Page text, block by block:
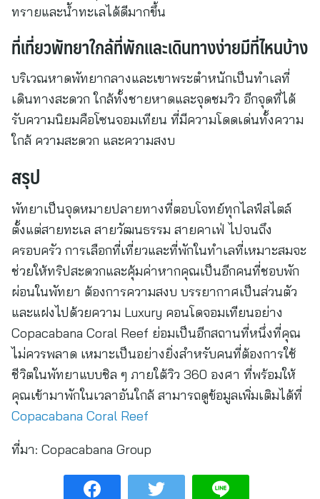
ทรายและน้ำทะเลได้ดีมากขึ้น
ที่เที่ยวพัทยาใกล้ที่พักและเดินทางง่ายมีที่ไหนบ้าง
บริเวณหาดพัทยากลางและเขาพระตำหนักเป็นทำเลที่
เดินทางสะดวก ใกล้ทั้งชายหาดและจุดชมวิว อีกจุดที่ได้
รับความนิยมคือโซนจอมเทียน ที่มีความโดดเด่นทั้งความ
ใกล้ ความสะดวก และความสงบ
สรุป
พัทยาเป็นจุดหมายปลายทางที่ตอบโจทย์ทุกไลฟ์สไตล์
ตั้งแต่สายทะเล สายวัฒนธรรม สายคาเฟ่ ไปจนถึง
ครอบครัว การเลือกที่เที่ยวและที่พักในทำเลที่เหมาะสมจะ
ช่วยให้ทริปสะดวกและคุ้มค่าหากคุณเป็นอีกคนที่ชอบพัก
ผ่อนในพัทยา ต้องการความสงบ บรรยากาศเป็นส่วนตัว
และแฝงไปด้วยความ Luxury คอนโดจอมเทียนอย่าง
Copacabana Coral Reef ย่อมเป็นอีกสถานที่หนึ่งที่คุณ
ไม่ควรพลาด เหมาะเป็นอย่างยิ่งสำหรับคนที่ต้องการใช้
ชีวิตในพัทยาแบบชิล ๆ ภายใต้วิว 360 องศา ที่พร้อมให้
คุณเข้ามาพักในเวลาอันใกล้ สามารถดูข้อมูลเพิ่มเติมได้ที่
Copacabana Coral Reef
ที่มา: Copacabana Group